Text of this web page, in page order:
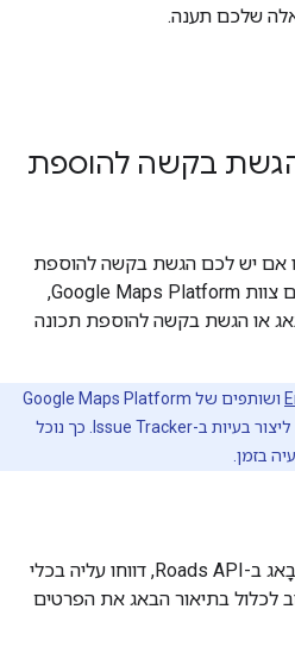
שלכם תענה.
הגשת בקשה להוספת
יש לכם הגשת בקשה להוספת
תכונה שאתם רוצים לשתף עם צוות Google Maps Platform,
או הגשת בקשה להוספת תכונה
ושותפים של Google Maps Platform
במקום ליצור בעיות ב-Issue Tracker. כך נוכל
בזמן.
ב-Roads API, דווחו עליה בכלי
לכלול בתיאור הבאג את הפרטים